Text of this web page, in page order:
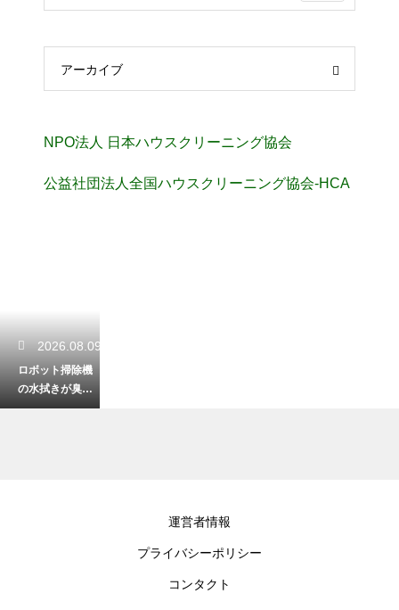
アーカイブ
NPO法人 日本ハウスクリーニング協会
公益社団法人全国ハウスクリーニング協会-HCA
2026.08.09
ロボット掃除機
の水拭きが臭い
原因は？生乾き
運営者情報
プライバシーポリシー
コンタクト